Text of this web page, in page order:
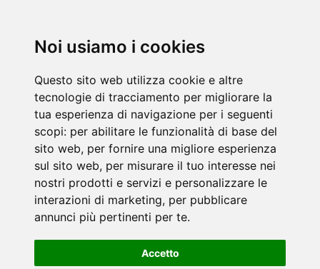
Noi usiamo i cookies
Questo sito web utilizza cookie e altre
tecnologie di tracciamento per migliorare la
tua esperienza di navigazione per i seguenti
scopi: per abilitare le funzionalità di base del
sito web, per fornire una migliore esperienza
sul sito web, per misurare il tuo interesse nei
nostri prodotti e servizi e personalizzare le
interazioni di marketing, per pubblicare
annunci più pertinenti per te.
Accetto